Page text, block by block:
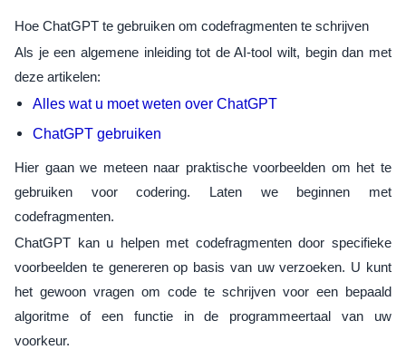
Hoe ChatGPT te gebruiken om codefragmenten te schrijven
Als je een algemene inleiding tot de AI-tool wilt, begin dan met
deze artikelen:
Alles wat u moet weten over ChatGPT
ChatGPT gebruiken
Hier gaan we meteen naar praktische voorbeelden om het te
gebruiken voor codering. Laten we beginnen met
codefragmenten.
ChatGPT kan u helpen met codefragmenten door specifieke
voorbeelden te genereren op basis van uw verzoeken. U kunt
het gewoon vragen om code te schrijven voor een bepaald
algoritme of een functie in de programmeertaal van uw
voorkeur.